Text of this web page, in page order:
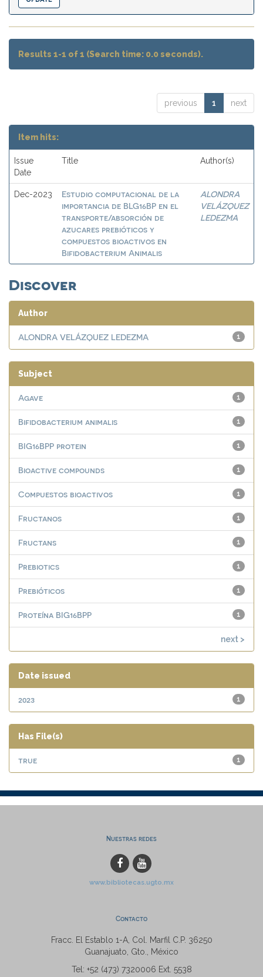
Results 1-1 of 1 (Search time: 0.0 seconds).
previous 1 next
Item hits:
Issue
Date
Title Author(s)
Dec-2023
Estudio computacional de la
importancia de BLG16BP en el
transporte/absorción de
azucares prebióticos y
compuestos bioactivos en
Bifidobacterium Animalis
ALONDRA
VELÁZQUEZ
LEDEZMA
Discover
Author
1
ALONDRA VELÁZQUEZ LEDEZMA
Subject
1
Agave
1
Bifidobacterium animalis
1
BIG16BPP protein
1
Bioactive compounds
1
Compuestos bioactivos
1
Fructanos
1
Fructans
1
Prebiotics
1
Prebióticos
1
Proteína BIG16BPP
next >
Date issued
1
2023
Has File(s)
1
true
Nuestras redes
www.bibliotecas.ugto.mx
Contacto
Fracc. El Establo 1-A, Col. Marfil C.P. 36250
Guanajuato, Gto., México
Tel: +52 (473) 7320006 Ext. 5538